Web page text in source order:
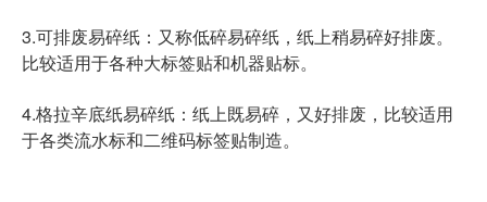
3.可排废易碎纸：又称低碎易碎纸，纸上稍易碎好排废。
比较适用于各种大标签贴和机器贴标。
4.格拉辛底纸易碎纸：纸上既易碎，又好排废，比较适用
于各类流水标和二维码标签贴制造。